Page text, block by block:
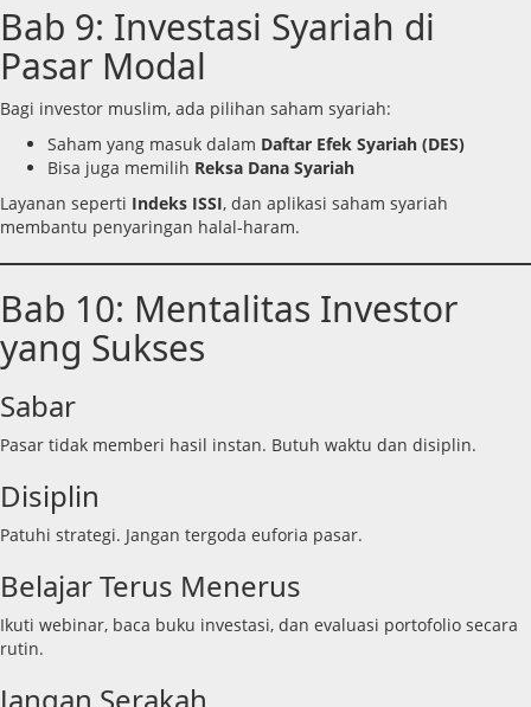
Bab 9: Investasi Syariah di
Pasar Modal
Bagi investor muslim, ada pilihan saham syariah:
Saham yang masuk dalam Daftar Efek Syariah (DES)
Bisa juga memilih Reksa Dana Syariah
Layanan seperti Indeks ISSI, dan aplikasi saham syariah
membantu penyaringan halal-haram.
Bab 10: Mentalitas Investor
yang Sukses
Sabar
Pasar tidak memberi hasil instan. Butuh waktu dan disiplin.
Disiplin
Patuhi strategi. Jangan tergoda euforia pasar.
Belajar Terus Menerus
Ikuti webinar, baca buku investasi, dan evaluasi portofolio secara
rutin.
Jangan Serakah